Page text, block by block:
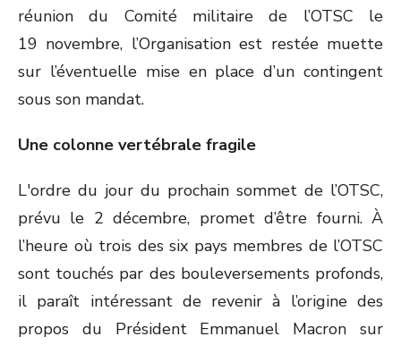
réunion du Comité militaire de l’OTSC le
19 novembre, l’Organisation est restée muette
sur l’éventuelle mise en place d’un contingent
sous son mandat.
Une colonne vertébrale fragile
L'ordre du jour du prochain sommet de l’OTSC,
prévu le 2 décembre, promet d’être fourni. À
l’heure où trois des six pays membres de l’OTSC
sont touchés par des bouleversements profonds,
il paraît intéressant de revenir à l’origine des
propos du Président Emmanuel Macron sur